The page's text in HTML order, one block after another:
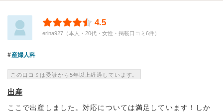
4.5
erina927（本人・20代・女性・掲載口コミ6件）
産婦人科
この口コミは受診から5年以上経過しています。
出産
ここで出産しました。対応については満足しています！しか